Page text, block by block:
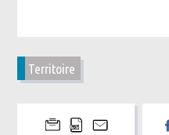
Territoire